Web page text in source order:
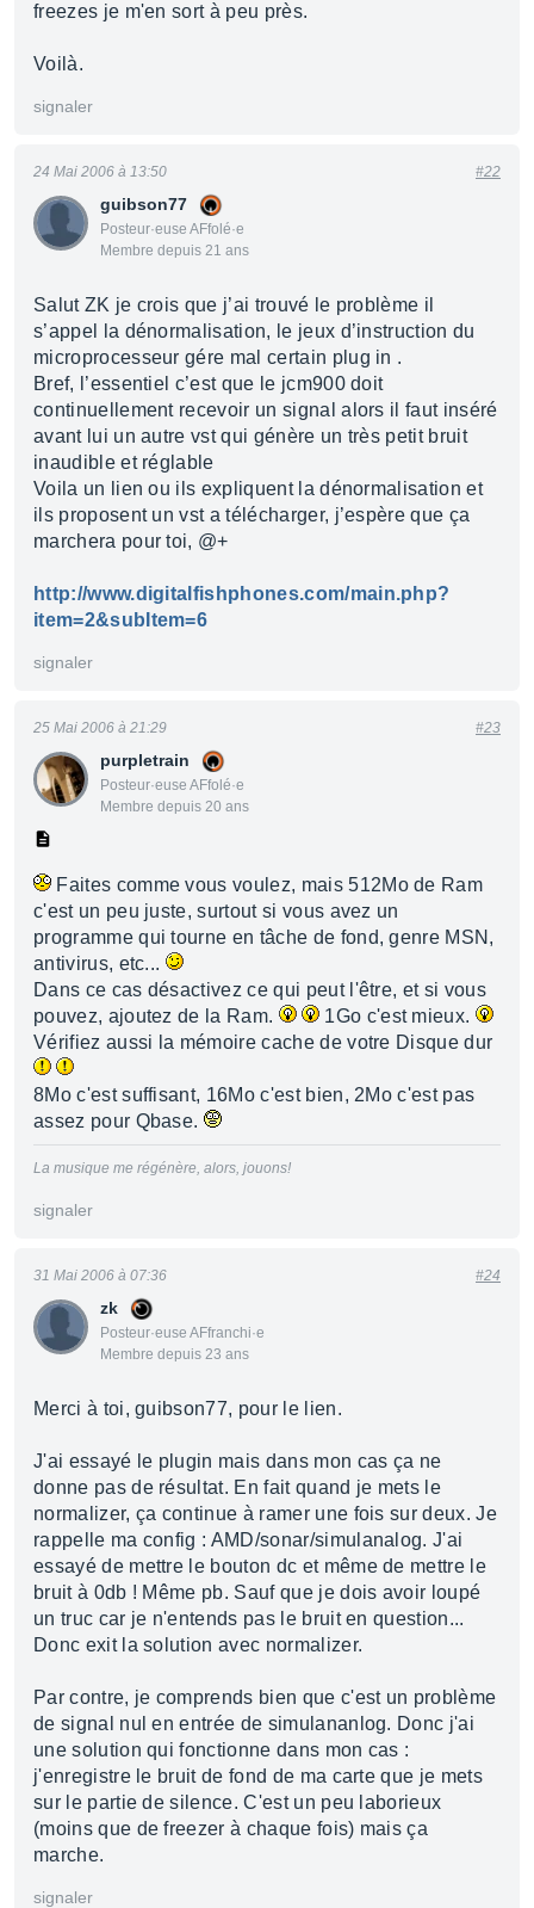
freezes je m'en sort à peu près.
Voilà.
signaler
guibson77
Posteur·euse AFfolé·e
Membre depuis 21 ans
24 Mai 2006 à 13:50 #22
Salut ZK je crois que j’ai trouvé le problème il
s’appel la dénormalisation, le jeux d’instruction du
microprocesseur gére mal certain plug in .
Bref, l’essentiel c’est que le jcm900 doit
continuellement recevoir un signal alors il faut inséré
avant lui un autre vst qui génère un très petit bruit
inaudible et réglable
Voila un lien ou ils expliquent la dénormalisation et
ils proposent un vst a télécharger, j’espère que ça
marchera pour toi, @+
http://www.digitalfishphones.com/main.php?
item=2&subItem=6
signaler
purpletrain
Posteur·euse AFfolé·e
Membre depuis 20 ans
25 Mai 2006 à 21:29 #23
Faites comme vous voulez, mais 512Mo de Ram
c'est un peu juste, surtout si vous avez un
programme qui tourne en tâche de fond, genre MSN,
antivirus, etc...
Dans ce cas désactivez ce qui peut l'être, et si vous
pouvez, ajoutez de la Ram.
1Go c'est mieux.
Vérifiez aussi la mémoire cache de votre Disque dur
8Mo c'est suffisant, 16Mo c'est bien, 2Mo c'est pas
assez pour Qbase.
La musique me régénère, alors, jouons!
signaler
zk
Posteur·euse AFfranchi·e
Membre depuis 23 ans
31 Mai 2006 à 07:36 #24
Merci à toi, guibson77, pour le lien.
J'ai essayé le plugin mais dans mon cas ça ne
donne pas de résultat. En fait quand je mets le
normalizer, ça continue à ramer une fois sur deux. Je
rappelle ma config : AMD/sonar/simulanalog. J'ai
essayé de mettre le bouton dc et même de mettre le
bruit à 0db ! Même pb. Sauf que je dois avoir loupé
un truc car je n'entends pas le bruit en question...
Donc exit la solution avec normalizer.
Par contre, je comprends bien que c'est un problème
de signal nul en entrée de simulananlog. Donc j'ai
une solution qui fonctionne dans mon cas :
j'enregistre le bruit de fond de ma carte que je mets
sur le partie de silence. C'est un peu laborieux
(moins que de freezer à chaque fois) mais ça
marche.
signaler